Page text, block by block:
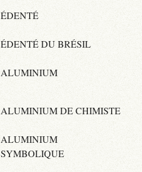
ÉDENTÉ
ÉDENTÉ DU BRÉSIL
ALUMINIUM
ALUMINIUM DE CHIMISTE
ALUMINIUM
SYMBOLIQUE